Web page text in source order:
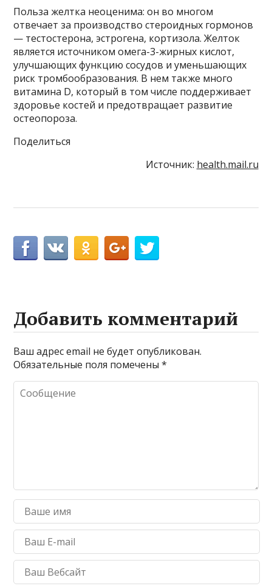
Польза желтка неоценима: он во многом
отвечает за производство стероидных гормонов
— тестостерона, эстрогена, кортизола. Желток
является источником омега-3-жирных кислот,
улучшающих функцию сосудов и уменьшающих
риск тромбообразования. В нем также много
витамина D, который в том числе поддерживает
здоровье костей и предотвращает развитие
остеопороза.
Поделиться
Источник: health.mail.ru
Добавить комментарий
Ваш адрес email не будет опубликован.
Обязательные поля помечены*